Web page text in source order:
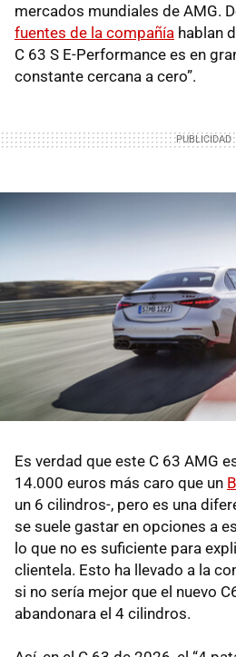
mercados mundiales de AMG.
fuentes de la compañía hablan
C 63 S E-Performance es en
constante cercana a cero”.
Es verdad que este C 63 AMG
14.000 euros más caro que un
un 6 cilindros-, pero es una
se suele gastar en opciones a
lo que no es suficiente para
clientela. Esto ha llevado a la
si no sería mejor que el nuevo
abandonara el 4 cilindros.